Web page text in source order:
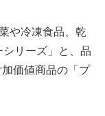
や冷凍食品、乾
リーズ」と、品
価値商品の「プ